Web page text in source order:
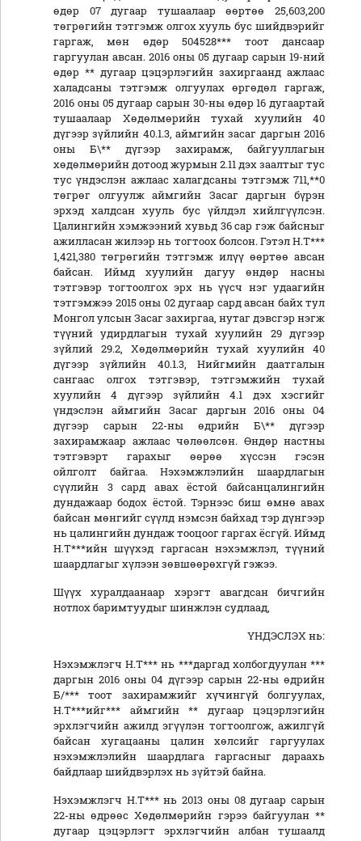
өдөр 07 дугаар тушаалаар өөртөө 25,603,200
төгрөгийн тэтгэмж олгох хууль бус шийдвэрийг
гаргаж, мөн өдөр 504528*** тоот дансаар
гаргуулан авсан. 2016 оны 05 дугаар сарын 19-ний
өдөр ** дугаар цэцэрлэгийн захиргаанд ажлаас
халадсаны тэтгэмж олгуулах өргөдөл гаргаж,
2016 оны 05 дугаар сарын 30-ны өдөр 16 дугаартай
тушаалаар Хөдөлмөрийн тухай хуулийн 40
дүгээр зүйлийн 40.1.3, аймгийн засаг даргын 2016
оны Б\** дүгээр захирамж, байгууллагын
хөдөлмөрийн дотоод журмын 2.11 дэх заалтыг тус
тус үндэслэн ажлаас халагдсаны тэтгэмж 711,**0
төгрөг олгуулж аймгийн Засаг даргын бүрэн
эрхэд халдсан хууль бус үйлдэл хийлгүүлсэн.
Цалингийн хэмжээний хувьд 36 сар гэж байсныг
ажилласан жилээр нь тогтоох болсон. Гэтэл Н.Т***
1,421,380 төгрөгийн тэтгэмж илүү өөртөө авсан
байсан. Иймд хуулийн дагуу өндөр насны
тэтгэвэр тогтоолгох эрх нь үүсч нэг удаагийн
тэтгэмжээ 2015 оны 02 дугаар сард авсан байх тул
Монгол улсын Засаг захиргаа, нутаг дэвсгэр нэгж
түүний удирдлагын тухай хуулийн 29 дүгээр
зүйлий 29.2, Хөдөлмөрийн тухай хуулийн 40
дүгээр зүйлийн 40.1.3, Нийгмийн даатгалын
сангаас олгох тэтгэвэр, тэтгэмжийн тухай
хуулийн 4 дүгээр зүйлийн 4.1 дэх хэсгийг
үндэслэн аймгийн Засаг даргын 2016 оны 04
дүгээр сарын 22-ны өдрийн Б\** дүгээр
захирамжаар ажлаас чөлөөлсөн. Өндөр настны
тэтгэвэрт гарахыг өөрөө хүссэн гэсэн
ойлголт байгаа. Нэхэмжлэлийн шаардлагын
сүүлийн 3 сард авах ёстой байсанцалингийн
дундажаар бодох ёстой. Тэрнээс биш өмнө авах
байсан мөнгийг сүүлд нэмсэн байхад тэр дүнгээр
нь цалингийн дундаж тооцоог гаргах ёсгүй. Иймд
Н.Т***ийн шүүхэд гаргасан нэхэмжлэл, түүний
шаардлагыг хүлээн зөвшөөрөхгүй гэжээ.
Шүүх хуралдаанаар хэрэгт авагдсан бичгийн
нотлох баримтуудыг шинжлэн судлаад,
ҮНДЭСЛЭХ нь:
Нэхэмжлэгч Н.Т*** нь ***даргад холбогдуулан ***
даргын 2016 оны 04 дүгээр сарын 22-ны өдрийн
Б/*** тоот захирамжийг хүчингүй болгуулах,
Н.Т***ийг*** аймгийн ** дугаар цэцэрлэгийн
эрхлэгчийн ажилд эгүүлэн тогтоолгож, ажилгүй
байсан хугацааны цалин хөлсийг гаргуулах
нэхэмжлэлийн шаардлага гаргасныг дараахь
байдлаар шийдвэрлэх нь зүйтэй байна.
Нэхэмжлэгч Н.Т*** нь 2013 оны 08 дугаар сарын
22-ны өдрөөс Хөдөлмөрийн гэрээ байгуулан **
дугаар цэцэрлэгт эрхлэгчийн албан тушаалд